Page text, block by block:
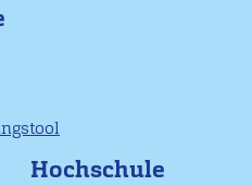
Hochschule